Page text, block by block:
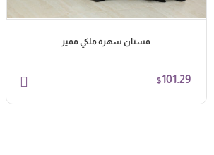
فستان سهرة ملكي مميز
$101.29